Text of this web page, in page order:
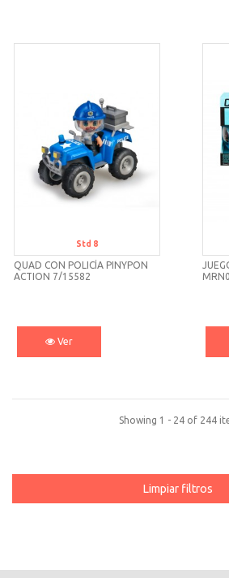
Std 8
QUAD CON POLICÍA PINYPON
ACTION 7/15582
Ver
Showing 1 - 24 of 244
Limpiar filtros